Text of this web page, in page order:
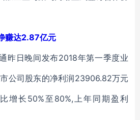
赚达2.87亿元
昨日晚间发布2018年第一季度业
公司股东的净利润23906.82万元
增长50%至80%,上年同期盈利